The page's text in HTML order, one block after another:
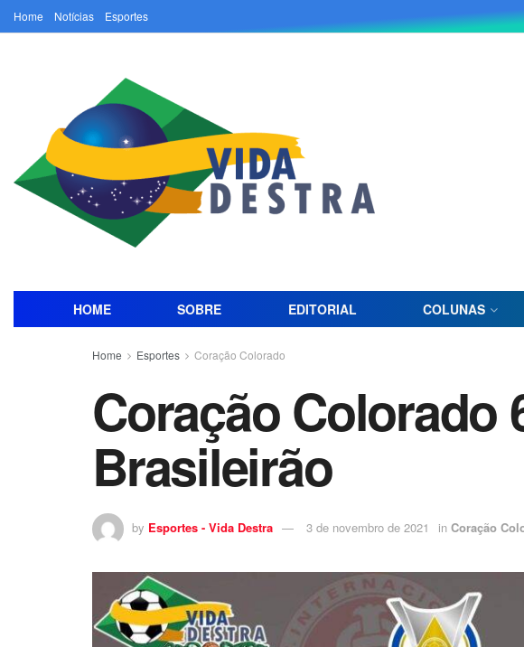
Home Notícias Esportes
HOME SOBRE EDITORIAL COLUNAS
Home Esportes Coração Colorado
Coração Colorado
Brasileirão
by Esportes - Vida Destra 3 de novembro de 2021 in Coração